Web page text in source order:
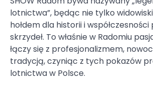
lotnictwa”, będąc nie tylko
hołdem dla historii i
skrzydeł. To właśnie w Radomiu
łączy się z profesjonalizmem,
tradycją, czyniąc z tych pokazów
lotnictwa w Polsce.